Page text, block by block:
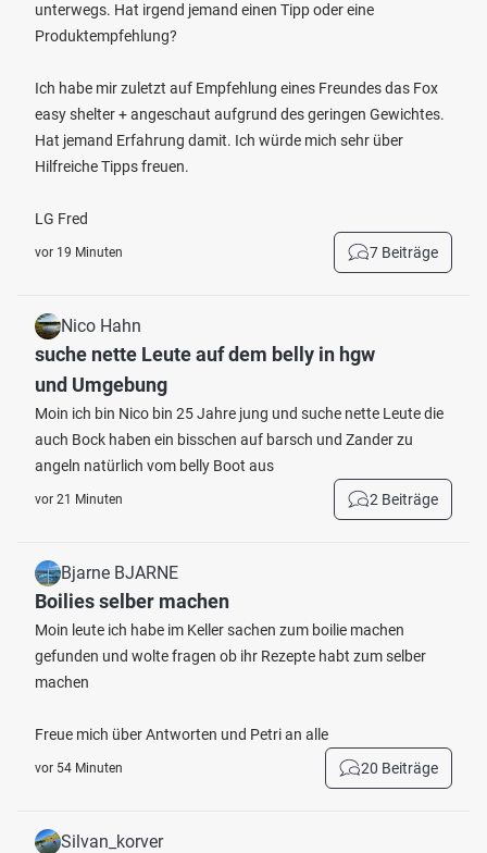
unterwegs. Hat irgend jemand einen Tipp oder eine
Produktempfehlung?
Ich habe mir zuletzt auf Empfehlung eines Freundes das Fox
easy shelter + angeschaut aufgrund des geringen Gewichtes.
Hat jemand Erfahrung damit. Ich würde mich sehr über
Hilfreiche Tipps freuen.
LG Fred
vor 19 Minuten 7 Beiträge
Nico Hahn
suche nette Leute auf dem belly in hgw
und Umgebung
Moin ich bin Nico bin 25 Jahre jung und suche nette Leute die
auch Bock haben ein bisschen auf barsch und Zander zu
angeln natürlich vom belly Boot aus
vor 21 Minuten 2 Beiträge
Bjarne BJARNE
Boilies selber machen
Moin leute ich habe im Keller sachen zum boilie machen
gefunden und wolte fragen ob ihr Rezepte habt zum selber
machen
Freue mich über Antworten und Petri an alle
vor 54 Minuten 20 Beiträge
Silvan_korver